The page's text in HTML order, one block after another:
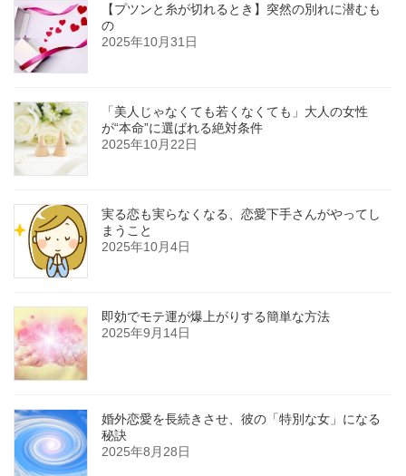
【プツンと糸が切れるとき】突然の別れに潜むも
の
2025年10月31日
「美人じゃなくても若くなくても」大人の女性
が“本命”に選ばれる絶対条件
2025年10月22日
実る恋も実らなくなる、恋愛下手さんがやってし
まうこと
2025年10月4日
即効でモテ運が爆上がりする簡単な方法
2025年9月14日
婚外恋愛を長続きさせ、彼の「特別な女」になる
秘訣
2025年8月28日